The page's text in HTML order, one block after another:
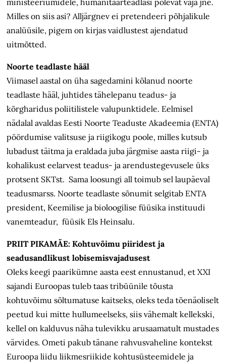
ministeeriumidele, humanitaarteadlasi polevat vaja jne.
Milles on siis asi? Alljärgnev ei pretendeeri põhjalikule
analüüsile, pigem on kirjas vaidlustest ajendatud
uitmõtted.
Noorte teadlaste hääl
Viimasel aastal on üha sagedamini kõlanud noorte
teadlaste hääl, juhtides tähelepanu teadus- ja
kõrgharidus poliitilistele valupunktidele. Eelmisel
nädalal avaldas Eesti Noorte Teaduste Akadeemia (ENTA)
pöördumise valitsuse ja riigikogu poole, milles kutsub
lubadust täitma ja eraldada juba järgmise aasta riigi- ja
kohalikust eelarvest teadus- ja arendustegevusele üks
protsent SKTst. Sama loosungi all toimub sel laupäeval
teadusmarss. Noorte teadlaste sõnumit selgitab ENTA
president, Keemilise ja bioloogilise füüsika instituudi
vanemteadur, füüsik Els Heinsalu.
PRIIT PIKAMÄE: Kohtuvõimu piiridest ja
seadusandlikust lobisemisvajadusest
Oleks keegi paarikümne aasta eest ennustanud, et XXI
sajandi Euroopas tuleb taas tribüünile tõusta
kohtuvõimu sõltumatuse kaitseks, oleks teda tõenäoliselt
peetud kui mitte hullumeelseks, siis vähemalt kellekski,
kellel on kalduvus näha tulevikku arusaamatult mustades
värvides. Ometi pakub tänane rahvusvaheline kontekst
Euroopa liidu liikmesriikide kohtusüsteemidele ja